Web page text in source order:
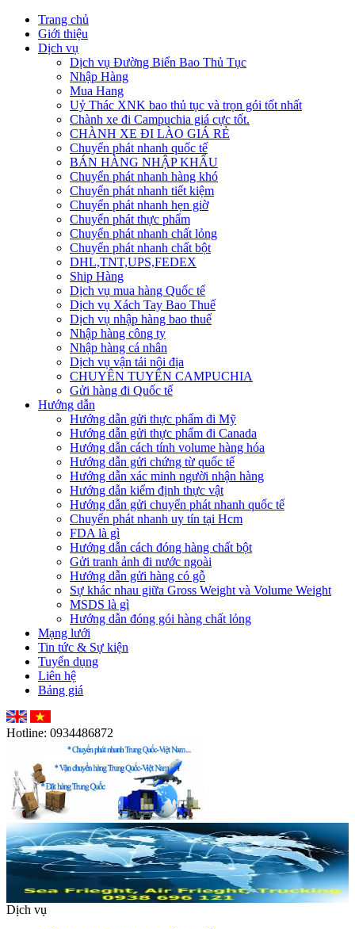
Trang chủ
Giới thiệu
Dịch vụ
Dịch vụ Đường Biển Bao Thủ Tục
Nhập Hàng
Mua Hang
Uỷ Thác XNK bao thủ tục và trọn gói tốt nhất
Chành xe đi Campuchia giá cực tốt.
CHÀNH XE ĐI LÀO GIÁ RẺ
Chuyển phát nhanh quốc tế
BÁN HÀNG NHẬP KHẨU
Chuyển phát nhanh hàng khó
Chuyển phát nhanh tiết kiệm
Chuyển phát nhanh hẹn giờ
Chuyển phát thực phẩm
Chuyển phát nhanh chất lỏng
Chuyển phát nhanh chất bột
DHL,TNT,UPS,FEDEX
Ship Hàng
Dịch vụ mua hàng Quốc tế
Dịch vụ Xách Tay Bao Thuế
Dịch vụ nhập hàng bao thuế
Nhập hàng công ty
Nhập hàng cá nhân
Dịch vụ vận tải nội địa
CHUYÊN TUYẾN CAMPUCHIA
Gửi hàng đi Quốc tế
Hướng dẫn
Hướng dẫn gửi thực phẩm đi Mỹ
Hướng dẫn gửi thực phẩm đi Canada
Hướng dẫn cách tính volume hàng hóa
Hướng dẫn gửi chứng từ quốc tế
Hướng dẫn xác minh người nhận hàng
Hướng dẫn kiểm định thực vật
Hướng dẫn gửi chuyển phát nhanh quốc tế
Chuyển phát nhanh uy tín tại Hcm
FDA là gì
Hướng dẫn cách đóng hàng chất bột
Gửi tranh ảnh đi nước ngoài
Hướng dẫn gửi hàng có gỗ
Sự khác nhau giữa Gross Weight và Volume Weight
MSDS là gì
Hướng dẫn đóng gói hàng chất lỏng
Mạng lưới
Tin tức & Sự kiện
Tuyển dụng
Liên hệ
Bảng giá
Hotline: 0934486872
Dịch vụ